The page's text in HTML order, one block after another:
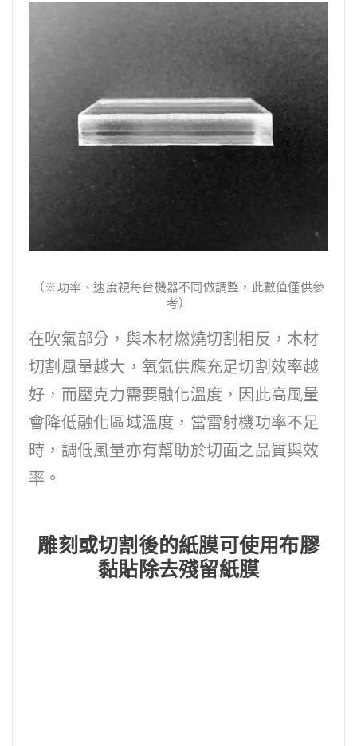
（※功率、速度視每台機器不同做調整，此數值僅供參
考）
在吹氣部分，與木材燃燒切割相反，木材
切割風量越大，氧氣供應充足切割效率越
好，而壓克力需要融化溫度，因此高風量
會降低融化區域溫度，當雷射機功率不足
時，調低風量亦有幫助於切面之品質與效
率。
雕刻或切割後的紙膜可使用布膠
黏貼除去殘留紙膜